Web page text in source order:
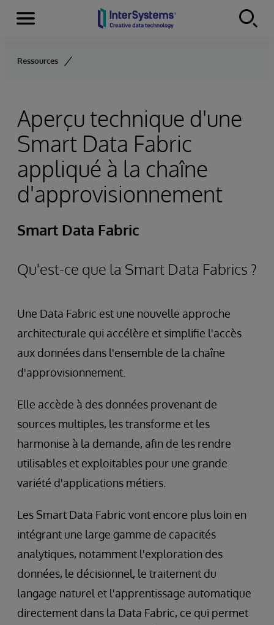
Skip to content
Menu
Ressources
Aperçu technique d'une
Smart Data Fabric
appliqué à la chaîne
d'approvisionnement
Smart Data Fabric
Qu'est-ce que la Smart Data Fabrics ?
Une Data Fabric est une nouvelle approche
architecturale qui accélère et simplifie l'accès
aux données dans l'ensemble de la chaîne
d'approvisionnement.
Elle accède à des données provenant de
sources multiples, les transforme et les
harmonise à la demande, afin de les rendre
utilisables et exploitables pour une grande
variété d'applications métiers.
Les Smart Data Fabric vont encore plus loin en
intégrant une large gamme de capacités
analytiques, notamment l'exploration des
données, le décisionnel, le traitement du
langage naturel et l'apprentissage automatique
directement dans la Data Fabric, ce qui permet